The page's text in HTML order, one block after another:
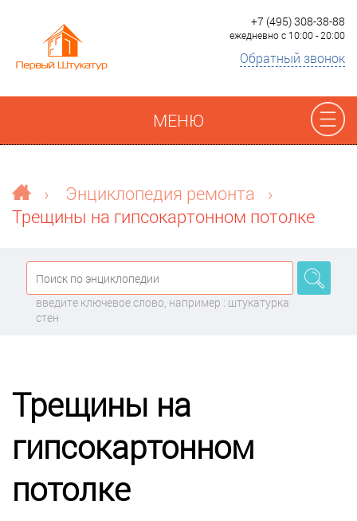
+7 (495) 308-38-88
ежедневно с 10:00 - 20:00
Обратный звонок
МЕНЮ
Наши работы
Преимущества
О компании
Этапы работ
Цены
Энциклопедия ремонта
› Энциклопедия ремонта
›
Трещины на гипсокартонном потолке
введите ключевое слово, например : штукатурка
стен
Трещины на
гипсокартонном
потолке